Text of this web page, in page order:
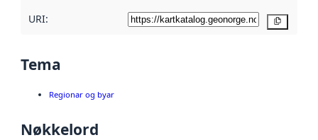
URI:
Tema
Regionar og byar
Nøkkelord